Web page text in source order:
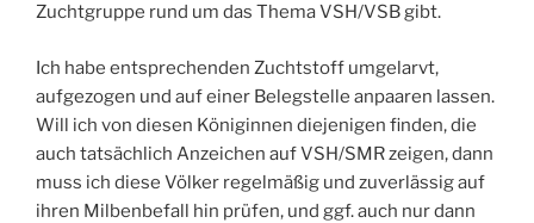
Zuchtgruppe rund um das Thema VSH/VSB gibt.
Ich habe entsprechenden Zuchtstoff umgelarvt,
aufgezogen und auf einer Belegstelle anpaaren lassen.
Will ich von diesen Königinnen diejenigen finden, die
auch tatsächlich Anzeichen auf VSH/SMR zeigen, dann
muss ich diese Völker regelmäßig und zuverlässig auf
ihren Milbenbefall hin prüfen, und ggf. auch nur dann